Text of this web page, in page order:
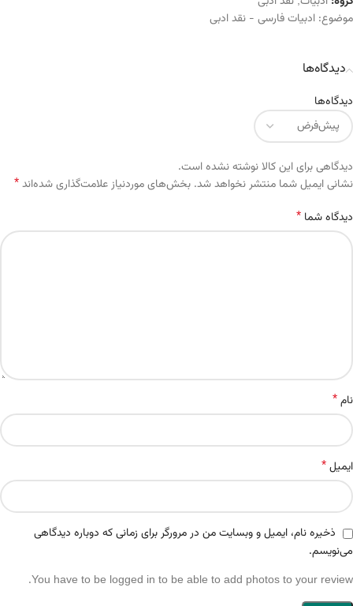
موضوع: ادبیات فارسی - نقد ادبی
دیدگاه‌ها
دیدگاه‌ها
دیدگاهی برای این کالا نوشته نشده است.
نشانی ایمیل شما منتشر نخواهد شد. بخش‌های موردنیاز علامت‌گذاری شده‌اند*
دیدگاه شما *
نام*
ایمیل*
ذخیره نام، ایمیل و وبسایت من در مرورگر برای زمانی که دوباره دیدگاهی
می‌نویسم.
You have to be logged in to be able to add photos to your review.
Alternative: